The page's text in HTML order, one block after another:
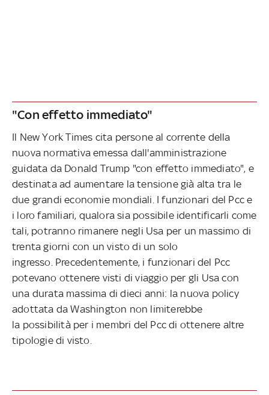
"Con effetto immediato"
Il New York Times cita persone al corrente della
nuova normativa emessa dall'amministrazione
guidata da Donald Trump "con effetto immediato", e
destinata ad aumentare la tensione già alta tra le
due grandi economie mondiali. I funzionari del Pcc e
i loro familiari, qualora sia possibile identificarli come
tali, potranno rimanere negli Usa per un massimo di
trenta giorni con un visto di un solo
ingresso. Precedentemente, i funzionari del Pcc
potevano ottenere visti di viaggio per gli Usa con
una durata massima di dieci anni: la nuova policy
adottata da Washington non limiterebbe
la possibilità per i membri del Pcc di ottenere altre
tipologie di visto.